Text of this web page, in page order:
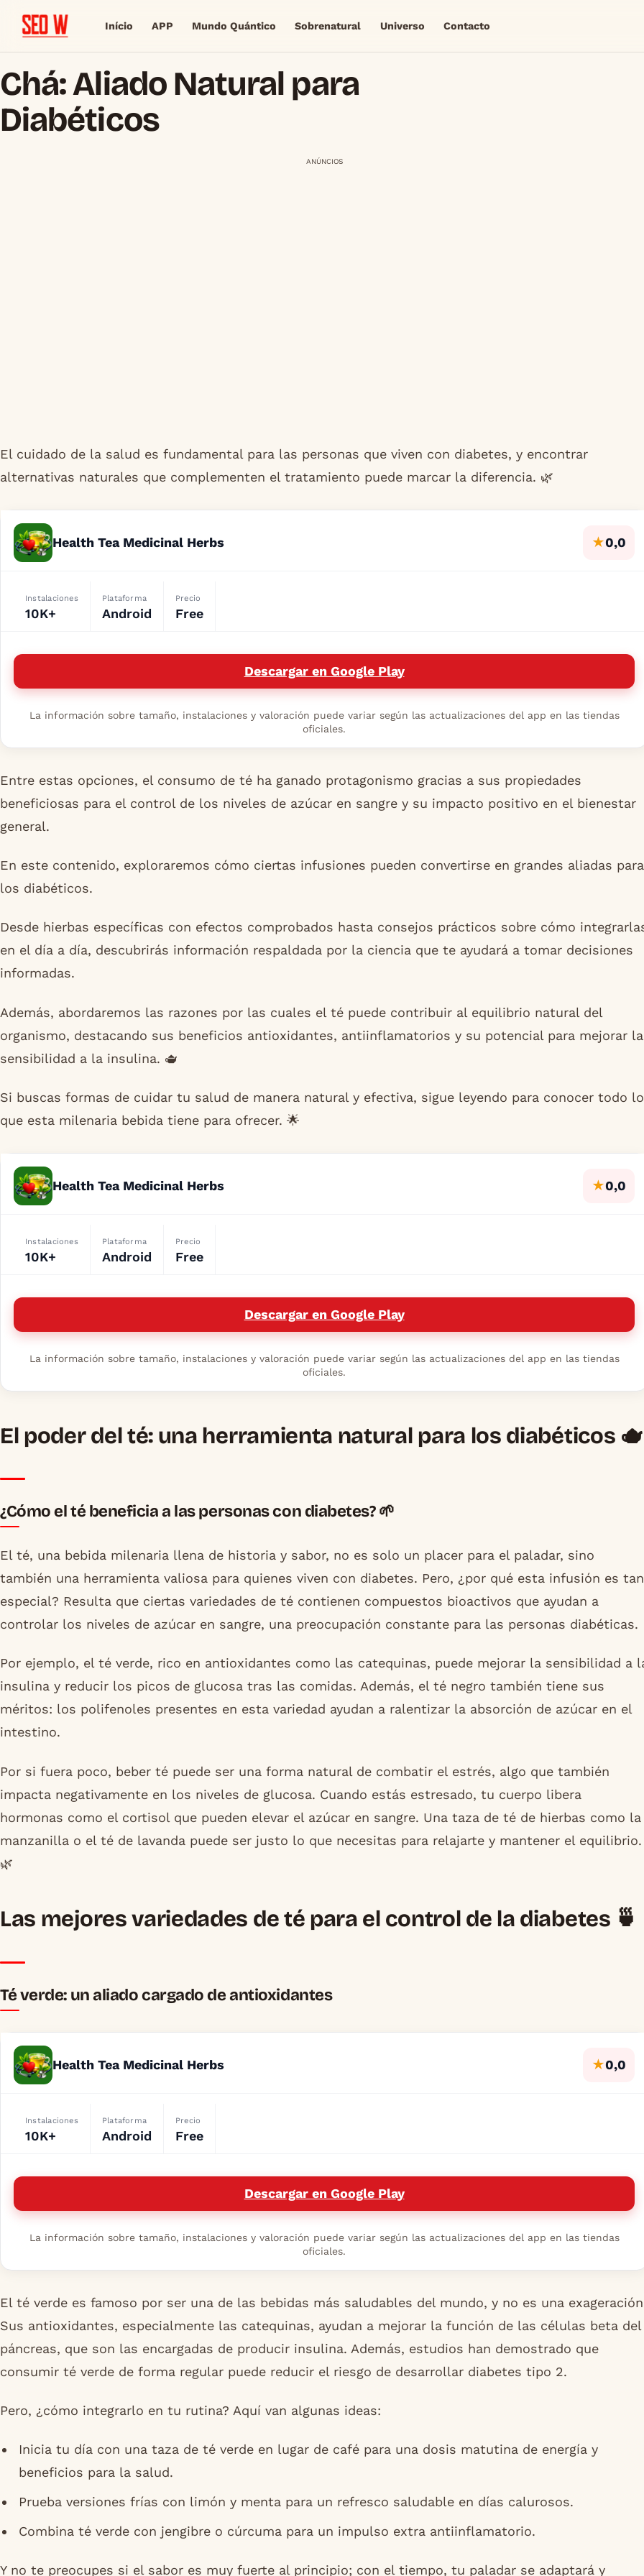
Início APP Mundo Quántico Sobrenatural Universo Contacto
Chá: Aliado Natural para
Diabéticos
ANÚNCIOS
El cuidado de la salud es fundamental para las personas que viven con diabetes, y encontrar
alternativas naturales que complementen el tratamiento puede marcar la diferencia. 🌿
Health Tea Medicinal Herbs ★0,0
Instalaciones
10K+
Plataforma
Android
Precio
Free
Descargar en Google Play
La información sobre tamaño, instalaciones y valoración puede variar según las actualizaciones del app en las tiendas
oficiales.
Entre estas opciones, el consumo de té ha ganado protagonismo gracias a sus propiedades
beneficiosas para el control de los niveles de azúcar en sangre y su impacto positivo en el bienestar
general.
En este contenido, exploraremos cómo ciertas infusiones pueden convertirse en grandes aliadas para
los diabéticos.
Desde hierbas específicas con efectos comprobados hasta consejos prácticos sobre cómo
en el día a día, descubrirás información respaldada por la ciencia que te ayudará a tomar decisiones
informadas.
Además, abordaremos las razones por las cuales el té puede contribuir al equilibrio natural del
organismo, destacando sus beneficios antioxidantes, antiinflamatorios y su potencial para mejorar la
sensibilidad a la insulina. 🫖
Si buscas formas de cuidar tu salud de manera natural y efectiva, sigue leyendo para conocer todo lo
que esta milenaria bebida tiene para ofrecer. 🌟
Health Tea Medicinal Herbs ★0,0
Instalaciones
10K+
Plataforma
Android
Precio
Free
Descargar en Google Play
La información sobre tamaño, instalaciones y valoración puede variar según las actualizaciones del app en las tiendas
oficiales.
El poder del té: una herramienta natural para los diabéticos 🫖
¿Cómo el té beneficia a las personas con diabetes? 🌱
El té, una bebida milenaria llena de historia y sabor, no es solo un placer para el paladar, sino
también una herramienta valiosa para quienes viven con diabetes. Pero, ¿por qué esta infusión es tan
especial? Resulta que ciertas variedades de té contienen compuestos bioactivos que ayudan a
controlar los niveles de azúcar en sangre, una preocupación constante para las personas diabéticas.
Por ejemplo, el té verde, rico en antioxidantes como las catequinas, puede mejorar la sensibilidad a
insulina y reducir los picos de glucosa tras las comidas. Además, el té negro también tiene sus
méritos: los polifenoles presentes en esta variedad ayudan a ralentizar la absorción de azúcar en el
intestino.
Por si fuera poco, beber té puede ser una forma natural de combatir el estrés, algo que también
impacta negativamente en los niveles de glucosa. Cuando estás estresado, tu cuerpo libera
hormonas como el cortisol que pueden elevar el azúcar en sangre. Una taza de té de hierbas como la
manzanilla o el té de lavanda puede ser justo lo que necesitas para relajarte y mantener el equilibrio.
🌿
Las mejores variedades de té para el control de la diabetes 🍵
Té verde: un aliado cargado de antioxidantes
Health Tea Medicinal Herbs ★0,0
Instalaciones
10K+
Plataforma
Android
Precio
Free
Descargar en Google Play
La información sobre tamaño, instalaciones y valoración puede variar según las actualizaciones del app en las tiendas
oficiales.
El té verde es famoso por ser una de las bebidas más saludables del mundo, y no es una
Sus antioxidantes, especialmente las catequinas, ayudan a mejorar la función de las células beta del
páncreas, que son las encargadas de producir insulina. Además, estudios han demostrado que
consumir té verde de forma regular puede reducir el riesgo de desarrollar diabetes tipo 2.
Pero, ¿cómo integrarlo en tu rutina? Aquí van algunas ideas:
Inicia tu día con una taza de té verde en lugar de café para una dosis matutina de energía y
beneficios para la salud.
Prueba versiones frías con limón y menta para un refresco saludable en días calurosos.
Combina té verde con jengibre o cúrcuma para un impulso extra antiinflamatorio.
Y no te preocupes si el sabor es muy fuerte al principio; con el tiempo, tu paladar se adaptará y